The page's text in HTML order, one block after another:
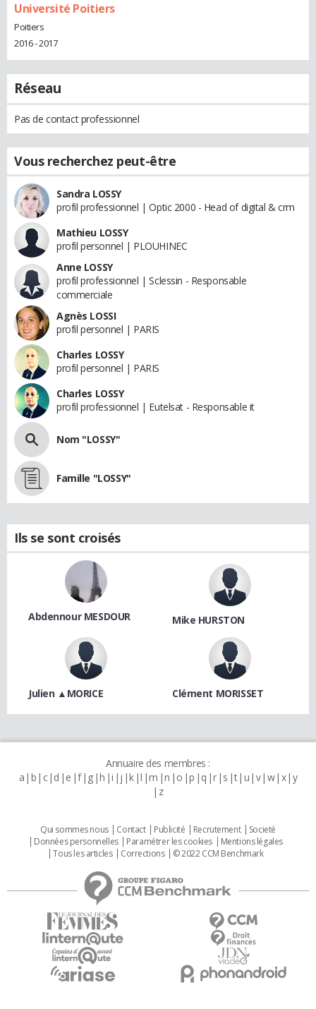
Université Poitiers
Poitiers
2016 - 2017
Réseau
Pas de contact professionnel
Vous recherchez peut-être
Sandra LOSSY
profil professionnel | Optic 2000 - Head of digital & crm
Mathieu LOSSY
profil personnel | PLOUHINEC
Anne LOSSY
profil professionnel | Sclessin - Responsable
commerciale
Agnès LOSSI
profil personnel | PARIS
Charles LOSSY
profil personnel | PARIS
Charles LOSSY
profil professionnel | Eutelsat - Responsable it
Nom "LOSSY"
Famille "LOSSY"
Ils se sont croisés
Abdennour MESDOUR Mike HURSTON
Julien ▲MORICE Clément MORISSET
Annuaire des membres :
a b c d e f g h i j k l m n o p q r s t u v w x y
z
Qui sommes nous Contact Publicité Recrutement
Societé
Données personnelles
Paramétrer les cookies
Mentions légales
Tous les articles
Corrections © 2022 CCM Benchmark